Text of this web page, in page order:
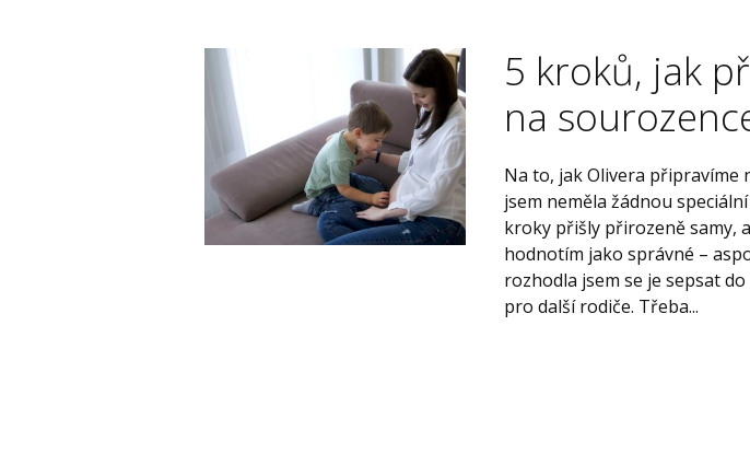
5 kroků, jak
na
Na to, jak Olivera připravíme
jsem neměla žádnou
kroky přišly přirozeně samy,
hodnotím jako správné –
rozhodla jsem se je sepsat
pro další rodiče. Třeba...